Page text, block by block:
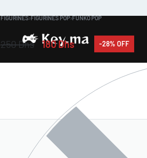
FIGURINES›FIGURINES POP›FUNKO POP
250Dhs 180Dhs -28% OFF